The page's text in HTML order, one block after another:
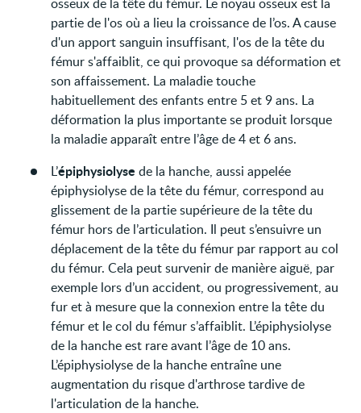
partie de l'os où a lieu la croissance de l’os. A cause
d'un apport sanguin insuffisant, l'os de la tête du
fémur s'affaiblit, ce qui provoque sa déformation et
son affaissement. La maladie touche
habituellement des enfants entre 5 et 9 ans. La
déformation la plus importante se produit lorsque
la maladie apparaît entre l’âge de 4 et 6 ans.
L’épiphysiolyse de la hanche, aussi appelée
épiphysiolyse de la tête du fémur, correspond au
glissement de la partie supérieure de la tête du
fémur hors de l’articulation. Il peut s’ensuivre un
déplacement de la tête du fémur par rapport au col
du fémur. Cela peut survenir de manière aiguë, par
exemple lors d’un accident, ou progressivement, au
fur et à mesure que la connexion entre la tête du
fémur et le col du fémur s’affaiblit. L’épiphysiolyse
de la hanche est rare avant l’âge de 10 ans.
L’épiphysiolyse de la hanche entraîne une
augmentation du risque d'arthrose tardive de
l'articulation de la hanche.